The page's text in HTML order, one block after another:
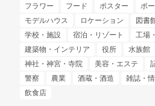
フラワー
フード ポスター
ポ
モデルハウス
ロケーション 図書
学校・施設
宿泊・リゾート
工場
建築物・インテリア
役所 水族館
神社・神宮・寺院
美容・エステ
警察
農業 酒蔵・酒造 雑誌・
飲食店